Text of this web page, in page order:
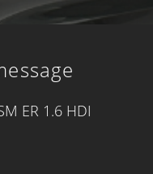
ER 1.6 HDI